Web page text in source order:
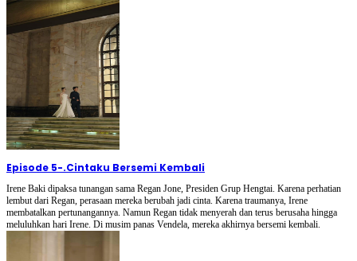
Episode 5-.Cintaku Bersemi Kembali
Irene Baki dipaksa tunangan sama Regan Jone, Presiden Grup Hengtai. Karena perhatian
lembut dari Regan, perasaan mereka berubah jadi cinta. Karena traumanya, Irene
membatalkan pertunangannya. Namun Regan tidak menyerah dan terus berusaha hingga
meluluhkan hari Irene. Di musim panas Vendela, mereka akhirnya bersemi kembali.